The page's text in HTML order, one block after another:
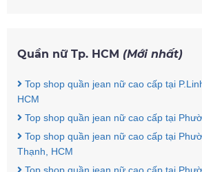
Quần nữ Tp. HCM (Mới nhất)
Top shop quần jean nữ cao cấp tại
HCM
Top shop quần jean nữ cao cấp tại
Top shop quần jean nữ cao cấp tại
Thạnh, HCM